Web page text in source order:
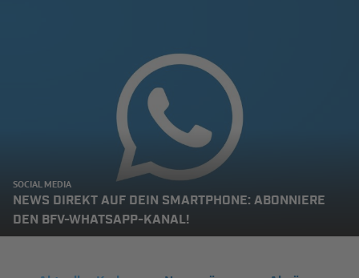
SOCIAL MEDIA
NEWS DIREKT AUF DEIN SMARTPHONE: ABONNIERE
DEN BFV-WHATSAPP-KANAL!